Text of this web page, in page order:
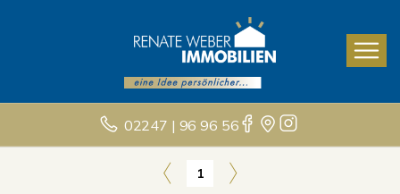
02247 | 96 96 56
1